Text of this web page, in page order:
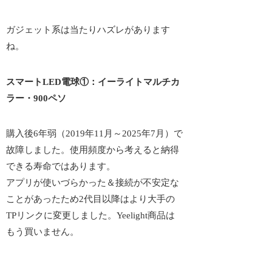
ガジェット系は当たりハズレがあります
ね。
スマートLED電球①：イーライトマルチカ
ラー・900ペソ
購入後6年弱（2019年11月～2025年7月）で
故障しました。使用頻度から考えると納得
できる寿命ではあります。
アプリが使いづらかった＆接続が不安定な
ことがあったため2代目以降はより大手の
TPリンクに変更しました。Yeelight商品は
もう買いません。